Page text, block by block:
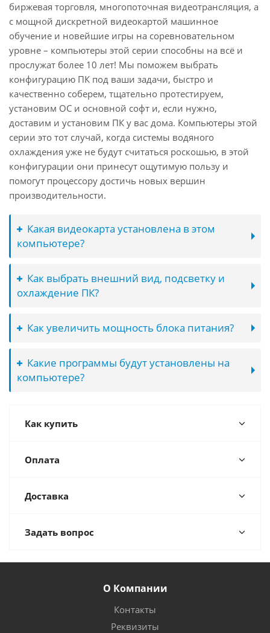
биржевая торговля, многопоточная видеотрансляция, а
с мощной дискретной видеокартой машинное
обучение и новейшие игры на соревновательном
уровне – компьютеры этой серии способны на всё и
прослужат более 10 лет! Мы поможем выбрать
конфигурацию ПК под ваши задачи, быстро и
качественно соберем, тщательно протестируем,
установим ОС и основной софт и, если нужно,
доставим и установим ПК у вас дома. Компьютеры этой
серии это тот случай, когда системы водяного
охлаждения уже не будут считаться роскошью, в этой
конфигурации они принесут ощутимую пользу и
помогут процессору достичь новых вершин
производительности.
Какая видеокарта установлена в этом
компьютере?
Как выбрать внешний вид, подсветку и
охлаждение ПК?
Как увеличить мощность блока питания?
Какие программы будут установлены на
компьютере?
Как купить
Оплата
Доставка
Задать вопрос
О Компании
Контакты
Реквизиты